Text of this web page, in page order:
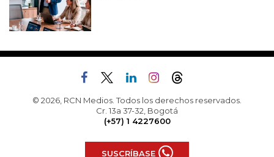
© 2026, RCN Medios. Todos los derechos reservados.
Cr. 13a 37-32, Bogotá
(+57) 1 4227600
SUSCRÍBASE